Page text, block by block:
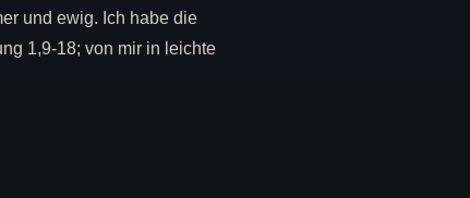
und ewig. Ich habe die
1,9-18; von mir in leichte